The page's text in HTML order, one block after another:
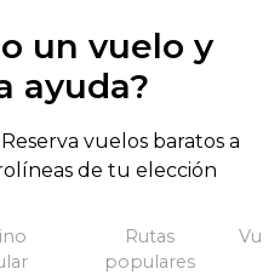
un vuelo y
ayuda?
vuelos baratos a
de tu elección
Rutas
populares